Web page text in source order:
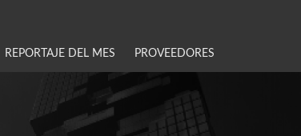
REPORTAJE DEL MES PROVEEDORES